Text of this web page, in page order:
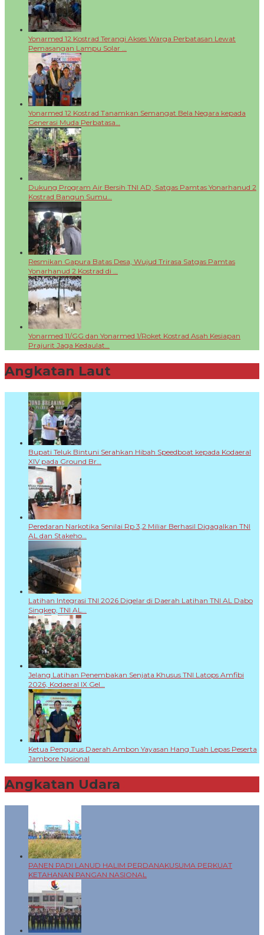
Yonarmed 12 Kostrad Terangi Akses Warga Perbatasan Lewat
Pemasangan Lampu Solar …
Yonarmed 12 Kostrad Tanamkan Semangat Bela Negara kepada
Generasi Muda Perbatasa…
Dukung Program Air Bersih TNI AD, Satgas Pamtas Yonarhanud 2
Kostrad Bangun Sumu…
Resmikan Gapura Batas Desa, Wujud Trirasa Satgas Pamtas
Yonarhanud 2 Kostrad di …
Yonarmed 11/GG dan Yonarmed 1/Roket Kostrad Asah Kesiapan
Prajurit Jaga Kedaulat…
Angkatan Laut
Bupati Teluk Bintuni Serahkan Hibah Speedboat kepada Kodaeral
XIV pada Ground Br…
Peredaran Narkotika Senilai Rp 3,2 Miliar Berhasil Digagalkan TNI
AL dan Stakeho…
Latihan Integrasi TNI 2026 Digelar di Daerah Latihan TNI AL Dabo
Singkep, TNI AL…
Jelang Latihan Penembakan Senjata Khusus TNI Latops Amfibi
2026, Kodaeral IX Gel…
Ketua Pengurus Daerah Ambon Yayasan Hang Tuah Lepas Peserta
Jambore Nasional
Angkatan Udara
PANEN PADI LANUD HALIM PERDANAKUSUMA PERKUAT
KETAHANAN PANGAN NASIONAL